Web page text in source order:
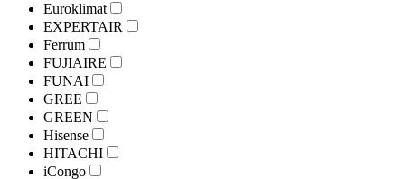
Euroklimat
EXPERTAIR
Ferrum
FUJIAIRE
FUNAI
GREE
GREEN
Hisense
HITACHI
iCongo